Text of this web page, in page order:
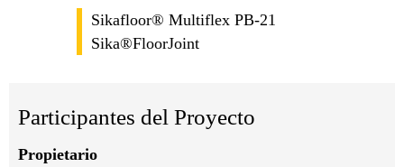
Sikafloor® Multiflex PB-21
Sika®FloorJoint
Participantes del Proyecto
Propietario